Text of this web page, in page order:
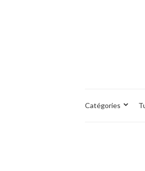
Catégories